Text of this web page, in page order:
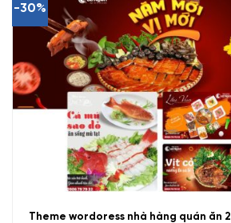
-30%
Theme wordoress nhà hàng quán ăn 2